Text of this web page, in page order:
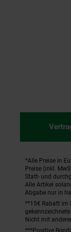
Fußnoten
*Alle Preise in
Preise (inkl.
Statt- und
Alle Artikel
Abgabe nur in
**15€ Rabatt im
Nicht mit
***Positive